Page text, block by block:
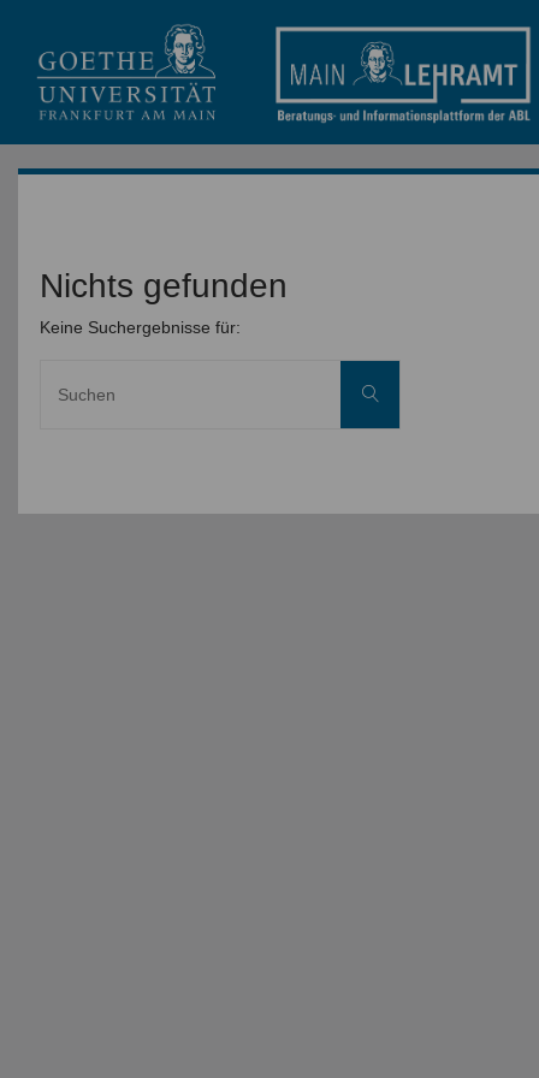
Nichts gefunden
Keine Suchergebnisse für:
Suchen